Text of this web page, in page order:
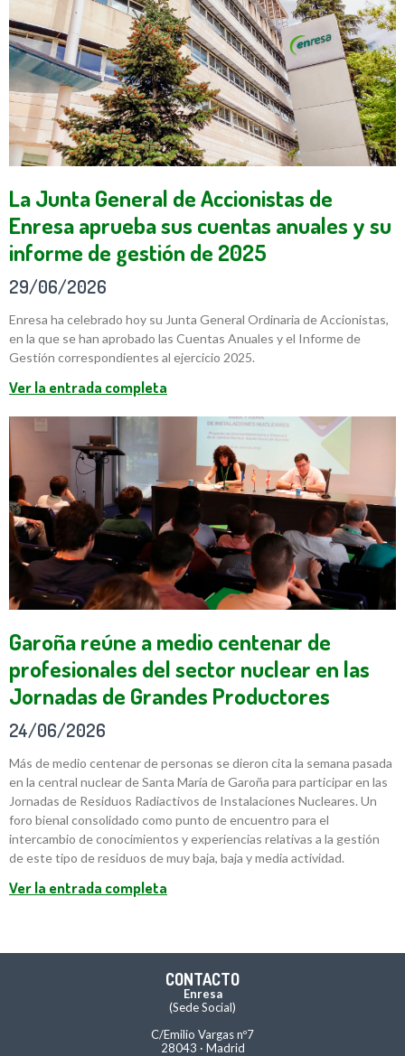
La Junta General de Accionistas de
Enresa aprueba sus cuentas anuales y su
informe de gestión de 2025
29/06/2026
Enresa ha celebrado hoy su Junta General Ordinaria de Accionistas,
en la que se han aprobado las Cuentas Anuales y el Informe de
Gestión correspondientes al ejercicio 2025.
Ver la entrada completa
Garoña reúne a medio centenar de
profesionales del sector nuclear en las
Jornadas de Grandes Productores
24/06/2026
Más de medio centenar de personas se dieron cita la semana pasada
en la central nuclear de Santa María de Garoña para participar en las
Jornadas de Residuos Radiactivos de Instalaciones Nucleares. Un
foro bienal consolidado como punto de encuentro para el
intercambio de conocimientos y experiencias relativas a la gestión
de este tipo de residuos de muy baja, baja y media actividad.
Ver la entrada completa
CONTACTO
Enresa
(Sede Social)
C/Emilio Vargas nº7
28043 · Madrid